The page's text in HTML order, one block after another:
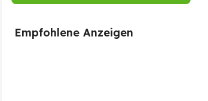
Empfohlene Anzeigen